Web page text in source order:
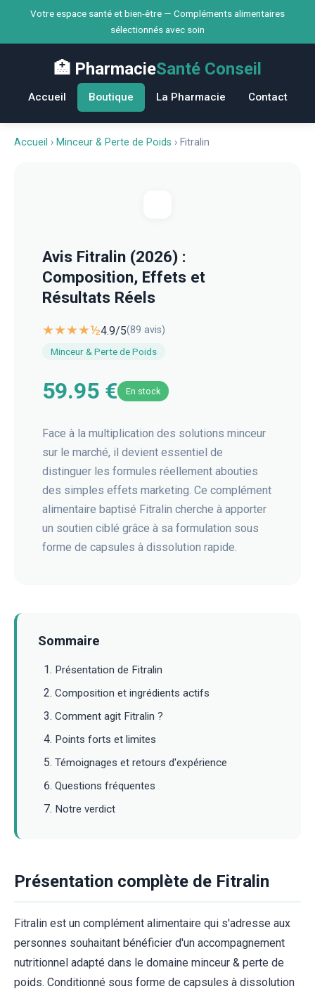
Votre espace santé et bien-être — Compléments alimentaires
sélectionnés avec soin
🏥 PharmacieSanté Conseil
Accueil Boutique La Pharmacie Contact
Accueil › Minceur & Perte de Poids › Fitralin
Avis Fitralin (2026) :
Composition, Effets et
Résultats Réels
★★★★½4.9/5(89 avis)
Minceur & Perte de Poids
59.95 € En stock
Face à la multiplication des solutions minceur
sur le marché, il devient essentiel de
distinguer les formules réellement abouties
des simples effets marketing. Ce complément
alimentaire baptisé Fitralin cherche à apporter
un soutien ciblé grâce à sa formulation sous
forme de capsules à dissolution rapide.
Sommaire
Présentation de Fitralin
Composition et ingrédients actifs
Comment agit Fitralin ?
Points forts et limites
Témoignages et retours d'expérience
Questions fréquentes
Notre verdict
Présentation complète de Fitralin
Fitralin est un complément alimentaire qui s'adresse aux
personnes souhaitant bénéficier d'un accompagnement
nutritionnel adapté dans le domaine minceur & perte de
poids. Conditionné sous forme de capsules à dissolution